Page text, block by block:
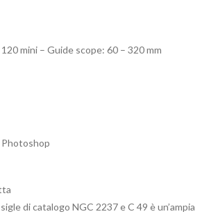
mini – Guide scope: 60 – 320 mm
Photoshop
di catalogo NGC 2237 e C 49 è un’ampia